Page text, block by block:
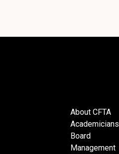
About CFTA
Academicians
Board
Management